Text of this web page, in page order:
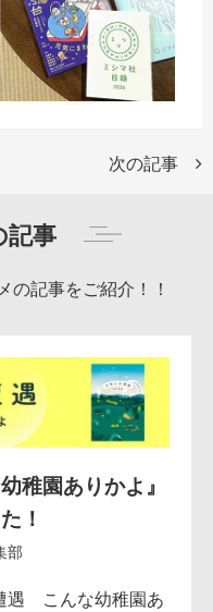
次の記事
記事
の記事をご紹介！！
稚園ありかよ』
！
部
遇 こんな幼稚園あ